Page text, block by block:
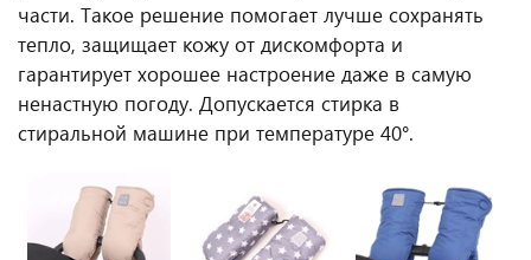
части. Такое решение помогает лучше сохранять
тепло, защищает кожу от дискомфорта и
гарантирует хорошее настроение даже в самую
ненастную погоду. Допускается стирка в
стиральной машине при температуре 40°.